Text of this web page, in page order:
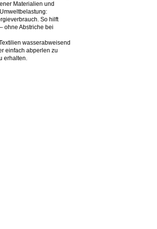
Materialien und
So hilft
ohne Abstriche bei
wasserabweisend
einfach abperlen zu
erhalten.